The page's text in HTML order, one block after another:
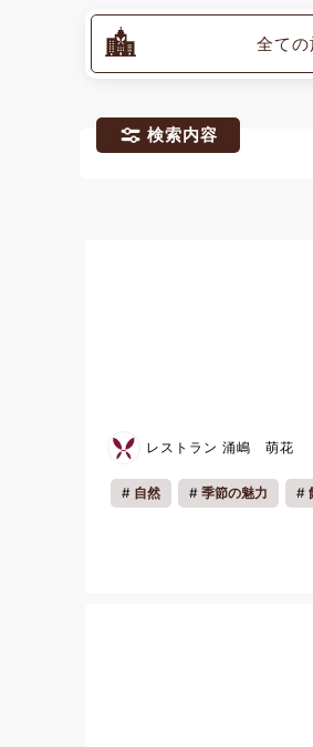
全ての
検索内容
レストラン 涌嶋 萌花
自然 季節の魅力